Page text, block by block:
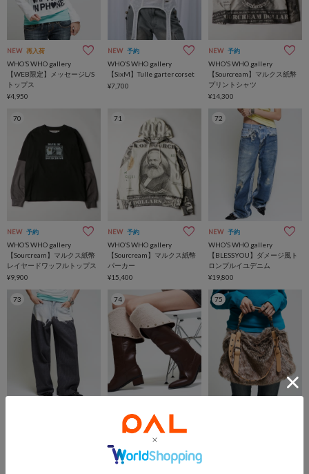
NEW 再入荷
WHO’S WHO gallery
【WEB限定】メッセージL/S
トップス
¥4,950
NEW 予約
WHO’S WHO gallery
【SixM】Tulle garter corset
¥7,700
NEW 予約
WHO’S WHO gallery
【Sourcream】マルクス紙幣
プリントシャツ
¥14,300
70
NEW 予約
WHO’S WHO gallery
【Sourcream】マルクス紙幣
レイヤードワッフルトップス
¥9,900
71
NEW 予約
WHO’S WHO gallery
【Sourcream】マルクス紙幣
パーカー
¥15,400
72
NEW 予約
WHO’S WHO gallery
【BLESSYOU】ダメージ風ト
ロンプルイユデニム
¥19,800
73 74
予約
WHO’S WHO gallery
【SLOPPY】ボアカフロング
ブーツ
¥14,300
75